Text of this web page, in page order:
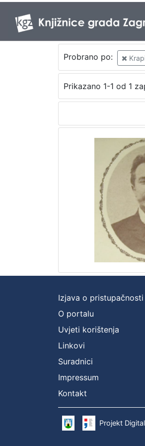
Probrano po:
Prikazano 1-1 od 1
Izjava o pristupačnosti
O portalu
Uvjeti korištenja
Linkovi
Suradnici
Impressum
Kontakt
Projekt